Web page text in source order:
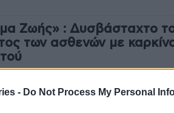
- Do Not Process My Personal
Ζωής» : Δυσβάσταχτο το
των ασθενών με
- 22 Οκτωβρίου 2024
της έρευνας «Το ταξίδι των